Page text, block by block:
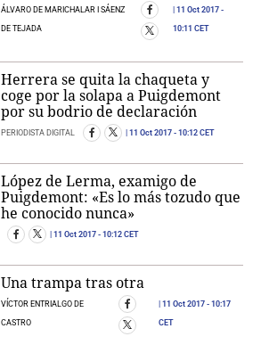
ÁLVARO DE MARICHALAR I SÁENZ
DE TEJADA
11 Oct 2017-
10:11 CET
Herrera se quita la chaqueta y
coge por la solapa a Puigdemont
por su bodrio de declaración
PERIODISTA DIGITAL 11 Oct 2017 - 10:12 CET
López de Lerma, examigo de
Puigdemont: «Es lo más tozudo que
he conocido nunca»
11 Oct 2017 - 10:12 CET
Una trampa tras otra
VÍCTOR ENTRIALGO DE
CASTRO
11 Oct 2017- 10:17
CET